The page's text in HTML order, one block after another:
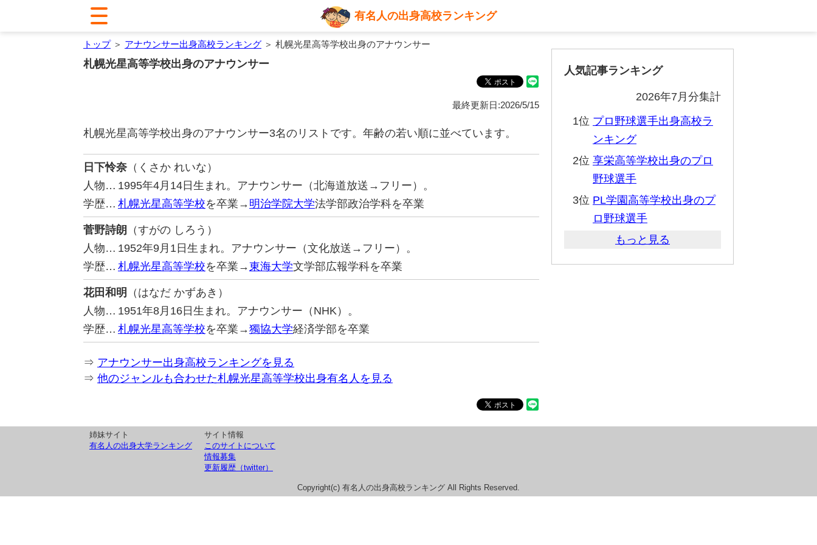
有名人の出身高校ランキング
トップ＞ アナウンサー出身高校ランキング ＞ 札幌光星高等学校出身のアナウンサー
札幌光星高等学校出身のアナウンサー
最終更新日:2026/5/15
札幌光星高等学校出身のアナウンサー3名のリストです。年齢の若い順に並べています。
日下怜奈 （くさか れいな）
人物… 1995年4月14日生まれ。アナウンサー（北海道放送→フリー）。
学歴… 札幌光星高等学校を卒業→ 明治学院大学法学部政治学科を卒業
菅野詩朗
（すがの しろう）
人物… 1952年9月1日生まれ。アナウンサー（文化放送→フリー）。
学歴… 札幌光星高等学校を卒業→東海大学文学部広報学科を卒業
花田和明
（はなだ かずあき）
人物… 1951年8月16日生まれ。アナウンサー（NHK）。
学歴… 札幌光星高等学校を卒業→獨協大学経済学部を卒業
⇒ アナウンサー出身高校ランキングを見る
⇒ 他のジャンルも合わせた札幌光星高等学校出身有名人を見る
人気記事ランキング
2026年7月分集計
1位 プロ野球選手出身高校ラ
ンキング
2位 享栄高等学校出身のプロ
野球選手
3位 PL学園高等学校出身のプ
ロ野球選手
もっと見る
姉妹サイト
有名人の出身大学ランキング
サイト情報
このサイトについて
情報募集
更新履歴（twitter）
Copyright(c) 有名人の出身高校ランキング All Rights Reserved.